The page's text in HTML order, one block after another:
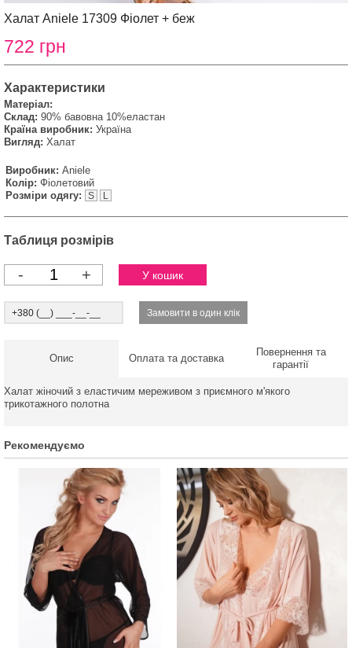
Халат Aniele 17309 Фіолет + беж
722 грн
Характеристики
Матеріал:
Склад: 90% бавовна 10%еластан
Країна виробник: Україна
Вигляд: Халат
Виробник: Aniele
Колір: Фіолетовий
Розміри одягу:
S L
Таблиця розмірів
- +
Опис Оплата та доставка
Повернення та
гарантії
Халат жіночий з еластичим мереживом з приємного м'якого
трикотажного полотна
Рекомендуємо